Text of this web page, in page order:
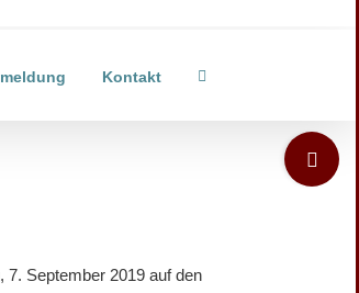
Kontakt
September 2019 auf den
Toggle
Sliding